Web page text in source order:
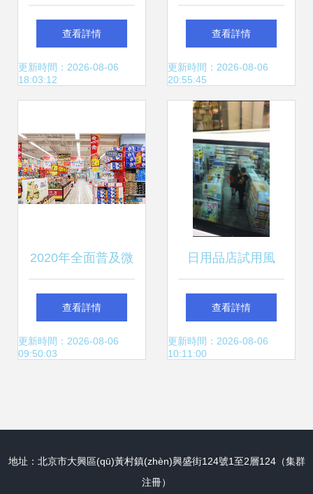
與二手日用百貨的
多元經(jīng)營探索
查看詳情
更新時間：2026-08-06
18:03:12
110馬力倉柵式載
貨車，開啟日用百
貨銷售新征程
查看詳情
更新時間：2026-08-06
20:55:45
2020年全面普及微
信刷臉支付背景
下，二手日用百貨
查看詳情
更新時間：2026-08-06
09:50:03
日用品店試用風
(fēng)波 警惕試購
間隙的財物安全
查看詳情
更新時間：2026-08-06
10:11:00
地址：北京市大興區(qū)黃村鎮(zhèn)興盛街124號1至2層124（集群
注冊）